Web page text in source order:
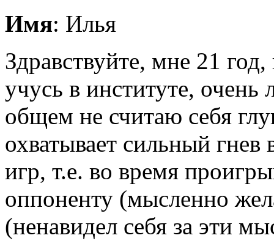
Имя: Илья
Здравствуйте, мне 21
учусь в институте, очень
общем не считаю себя
охватывает сильный гнев
игр, т.е. во время
оппоненту (мысленно
(ненавидел себя за эти